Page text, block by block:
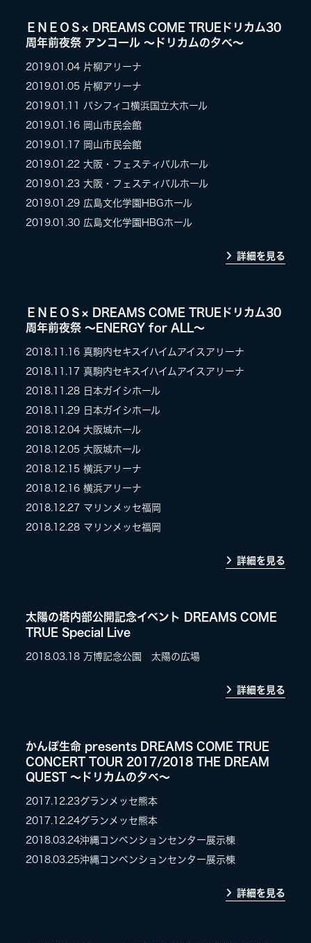
ＥＮＥＯＳ× DREAMS COME TRUEドリカム30
周年前夜祭 アンコール 〜ドリカムの夕べ〜
2019.01.04 片柳アリーナ
2019.01.05 片柳アリーナ
2019.01.11 パシフィコ横浜国立大ホール
2019.01.16 岡山市民会館
2019.01.17
岡山市民会館
2019.01.22 大阪・フェスティバルホール
2019.01.23 大阪・フェスティバルホール
2019.01.29 広島文化学園HBGホール
2019.01.30 広島文化学園HBGホール
詳細を見る
ＥＮＥＯＳ× DREAMS COME TRUEドリカム30
周年前夜祭 〜ENERGY for ALL〜
2018.11.16 真駒内セキスイハイムアイスアリーナ
2018.11.17 真駒内セキスイハイムアイスアリーナ
2018.11.28 日本ガイシホール
2018.11.29 日本ガイシホール
2018.12.04 大阪城ホール
2018.12.05 大阪城ホール
2018.12.15 横浜アリーナ
2018.12.16 横浜アリーナ
2018.12.27 マリンメッセ福岡
2018.12.28 マリンメッセ福岡
詳細を見る
太陽の塔内部公開記念イベント DREAMS COME
TRUE Special Live
2018.03.18 万博記念公園 太陽の広場
詳細を見る
かんぽ生命 presents DREAMS COME TRUE
CONCERT TOUR 2017/2018 THE DREAM
QUEST 〜ドリカムの夕べ〜
2017.12.23グランメッセ熊本
2017.12.24グランメッセ熊本
2018.03.24沖縄コンベンションセンター展示棟
2018.03.25沖縄コンベンションセンター展示棟
詳細を見る